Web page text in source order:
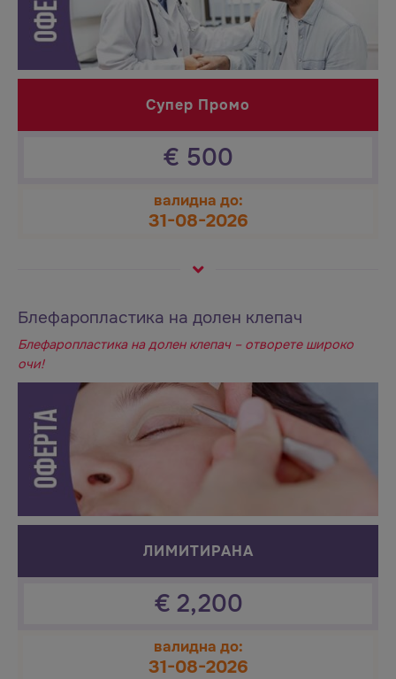
Супер Промо
€ 500
валидна до:
31-08-2026
Блефаропластика на долен клепач
Блефаропластика на долен клепач – отворете широко
очи!
ЛИМИТИРАНА
€ 2,200
валидна до:
31-08-2026